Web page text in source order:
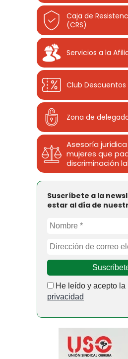
Caja de
(CRS)
Servicios a la
Club Descuentos
Zona de
Asesoría
mujeres que
discriminación
Suscríbete a la
estar al día de
He leído y acepto la
privacidad